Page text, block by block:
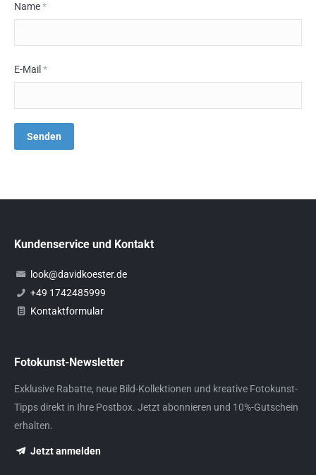
Name*
E-Mail *
Kundenservice und Kontakt
look@davidkoester.de
+49 1742485999
Kontaktformular
Fotokunst-Newsletter
Exklusive Rabatte, neue Bild-Kollektionen und kreative Fotokunst-
Tipps direkt in Ihre Postbox. Jetzt abonnieren und 10%-Gutschein
erhalten.
Jetzt anmelden